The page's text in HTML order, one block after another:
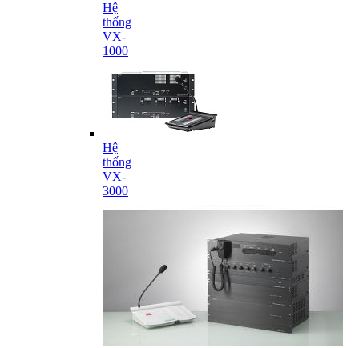
Hệ
thống
VX-
1000
Hệ
thống
VX-
3000